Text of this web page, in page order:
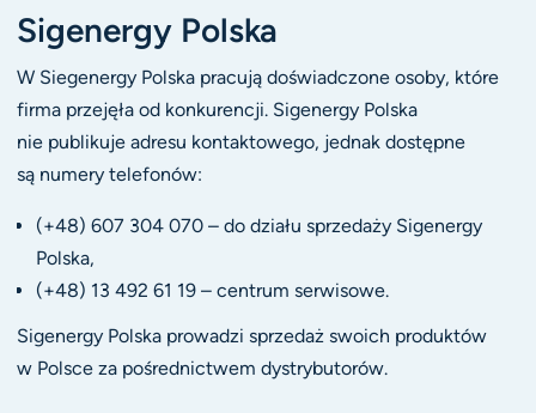
Sigenergy Polska
W Siegenergy Polska pracują doświadczone osoby, które
firma przejęła od konkurencji. Sigenergy Polska
nie publikuje adresu kontaktowego, jednak dostępne
są numery telefonów:
(+48) 607 304 070 – do działu sprzedaży Sigenergy
Polska,
(+48) 13 492 61 19 – centrum serwisowe.
Sigenergy Polska prowadzi sprzedaż swoich produktów
w Polsce za pośrednictwem dystrybutorów.